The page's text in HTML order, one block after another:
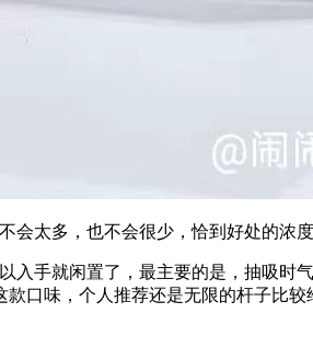
太多，也不会很少，恰到好处的浓
手就闲置了，最主要的是，抽吸
口味，个人推荐还是无限的杆子比较